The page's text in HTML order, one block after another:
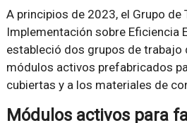
A principios de 2023, el Grupo de
Implementación sobre Eficiencia
estableció dos grupos de trabajo
módulos activos prefabricados
cubiertas y a los materiales de
Módulos activos para